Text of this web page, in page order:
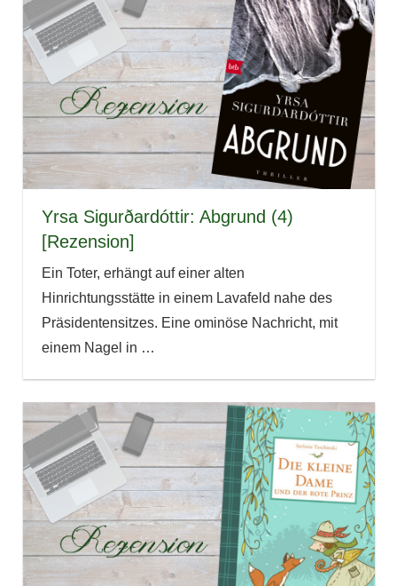
Yrsa Sigurðardóttir: Abgrund (4)
[Rezension]
Ein Toter, erhängt auf einer alten
Hinrichtungsstätte in einem Lavafeld nahe des
Präsidentensitzes. Eine ominöse Nachricht, mit
einem Nagel in …